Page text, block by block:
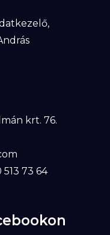
krt. 76.
73 64